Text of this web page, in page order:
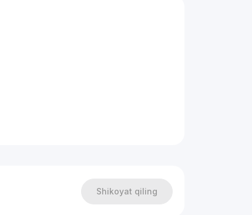
Shikoyat qiling